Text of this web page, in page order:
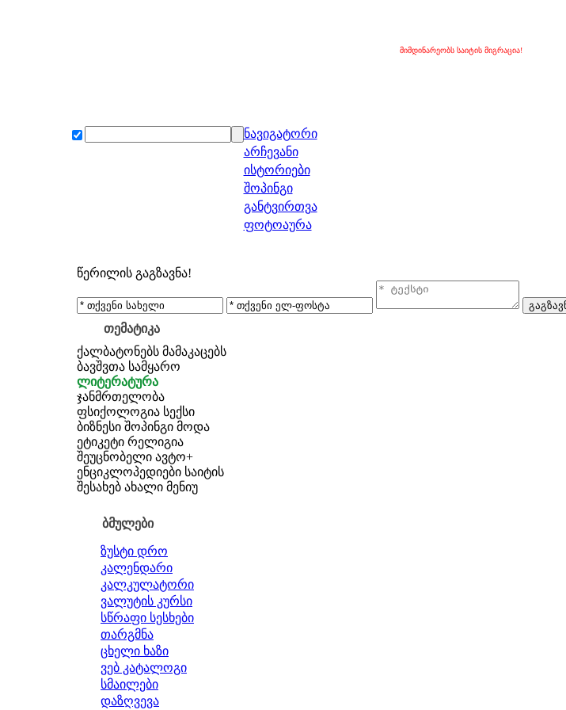
მიმდინარეობს საიტის მიგრაცია!
ნავიგატორი
არჩევანი
ისტორიები
შოპინგი
განტვირთვა
ფოტოაურა
წერილის გაგზავნა!
თემატიკა
ქალბატონებს მამაკაცებს
ბავშვთა სამყარო
ლიტერატურა
ჯანმრთელობა
ფსიქოლოგია სექსი
ბიზნესი შოპინგი მოდა
ეტიკეტი რელიგია
შეუცნობელი ავტო+
ენციკლოპედიები საიტის
შესახებ ახალი მენიუ
ბმულები
ზუსტი დრო
კალენდარი
კალკულატორი
ვალუტის კურსი
სწრაფი სესხები
თარგმნა
ცხელი ხაზი
ვებ კატალოგი
სმაილები
დაზღვევა